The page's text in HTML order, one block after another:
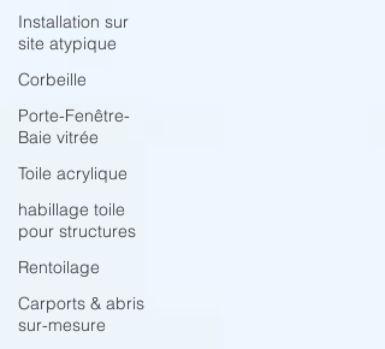
Installation sur
site atypique
Corbeille
Porte-Fenêtre-
Baie vitrée
Toile acrylique
habillage toile
pour structures
Rentoilage
Carports & abris
sur-mesure